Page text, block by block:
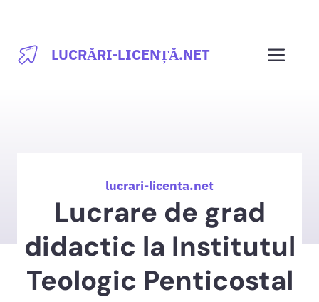
conținut
LUCRĂRI-LICENȚĂ.NET
lucrari-licenta.net
Lucrare de grad
didactic la Institutul
Teologic Penticostal